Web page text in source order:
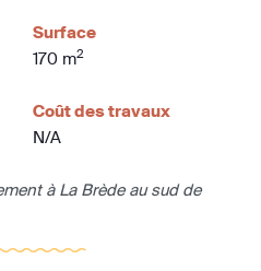
Surface
170 m2
Coût des travaux
N/A
à La Brède au sud de